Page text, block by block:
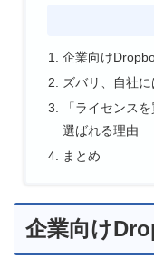
企業向け
ズバリ、自社
「ライセンス
選ばれる理由
まとめ
企業向け